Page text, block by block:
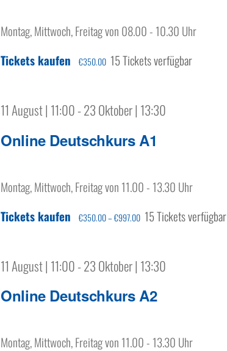
Montag, Mittwoch, Freitag von 08.00 - 10.30 Uhr
Tickets kaufen
€350.00 15 Tickets verfügbar
Online Deutschkurs A1
11 August | 11:00-23 Oktober | 13:30
Montag, Mittwoch, Freitag von 11.00 - 13.30 Uhr
Tickets kaufen
€350.00 – €997.00 15 Tickets verfügbar
Online Deutschkurs A2
11 August | 11:00-23 Oktober | 13:30
Montag, Mittwoch, Freitag von 11.00 - 13.30 Uhr